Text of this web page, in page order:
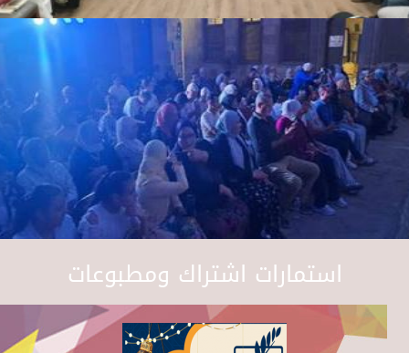
استمارات اشتراك ومطبوعات